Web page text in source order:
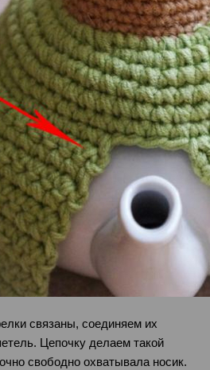
связаны, соединяем их
Цепочку делаем такой
свободно охватывала носик.